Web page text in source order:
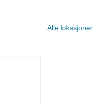
Alle lokasjoner